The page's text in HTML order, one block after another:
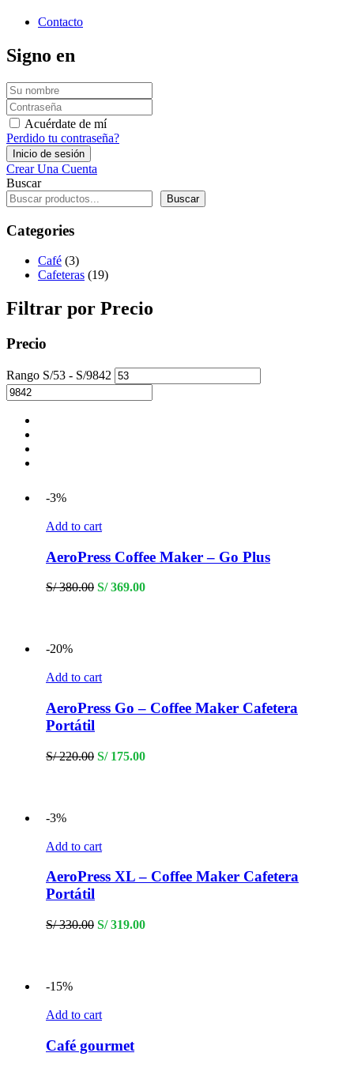
Contacto
Signo en
Acuérdate de mí
Perdido tu contraseña?
Crear Una Cuenta
Buscar
Buscar
Categories
Café (3)
Cafeteras (19)
Filtrar por Precio
Precio
Rango S/53 - S/9842
-3%
Add to cart
AeroPress Coffee Maker – Go Plus
S/380.00 Original
S/369.00Current
-20%
Add to cart
AeroPress Go – Coffee Maker Cafetera
Portátil
S/220.00 Original
S/175.00Current
-3%
Add to cart
AeroPress XL – Coffee Maker Cafetera
Portátil
S/330.00 Original
S/319.00Current
-15%
Add to cart
Café gourmet